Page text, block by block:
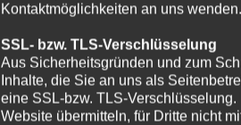
Kontaktmöglichkeiten an uns wenden.
SSL- bzw. TLS-Verschlüsselung
Aus Sicherheitsgründen und zum
Inhalte, die Sie an uns als
eine SSL-bzw. TLS-
Website übermitteln, für Dritte nicht